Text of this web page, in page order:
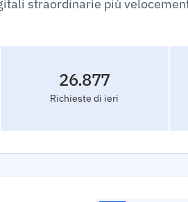
straordinarie più
Richieste di ieri
26.877